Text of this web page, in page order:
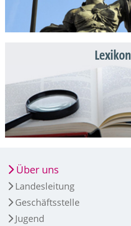
Lexikon
Über uns
Landesleitung
Geschäftsstelle
Jugend